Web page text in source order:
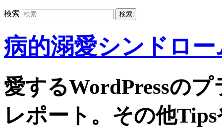
検索
病的溺愛シンドロー
愛するWordPressの
レポート。その他